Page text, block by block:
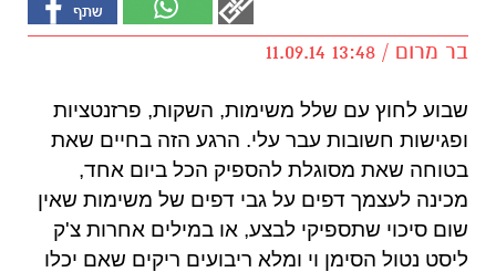
בר מרום / 13:48 11.09.14
שבוע לחוץ עם שלל משימות, השקות, פרזנטציות
ופגישות חשובות עבר עלי. הרגע הזה בחיים שאת
בטוחה שאת מסוגלת להספיק הכל ביום אחד,
מכינה לעצמך דפים על גבי דפים של משימות שאין
שום סיכוי שתספיקי לבצע, או במילים אחרות צ'ק
ליסט נטול הסימן וי ומלא ריבועים ריקים שאם יכלו